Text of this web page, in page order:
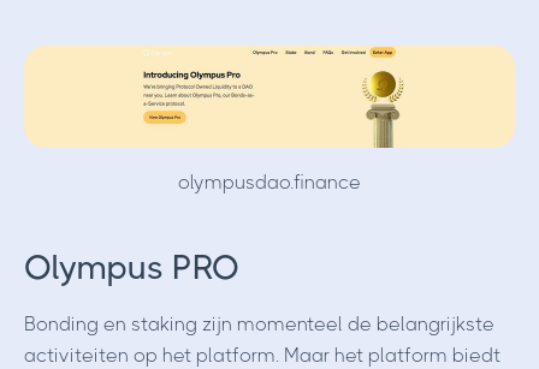
olympusdao.finance
Olympus PRO
Bonding en staking zijn momenteel de belangrijkste
activiteiten op het platform. Maar het platform biedt